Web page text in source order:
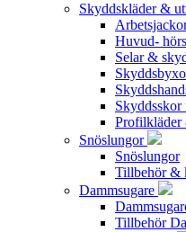
Skyddskläder &
Huvud-
Selar &
Skyddsskor
Snöslungor
Snöslungor
Tillbehör &
Dammsugare
Tillbehör